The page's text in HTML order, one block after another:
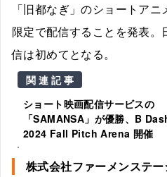
「旧都なぎ」のショートア
限定で配信することを発表
信は初めてとなる。
関連記事
ショート映画配信サービスの
「SAMANSA」が優勝、B
2024 Fall Pitch Arena 開催
株式会社ファーメンステ